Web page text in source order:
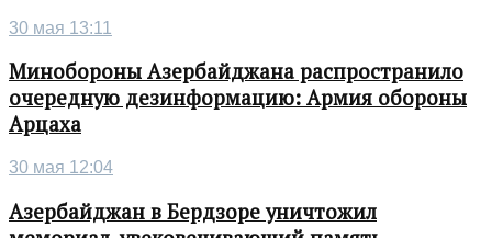
30 мая 13:11
Минобороны Азербайджана распространило
очередную дезинформацию: Армия обороны
Арцаха
30 мая 12:04
Азербайджан в Бердзоре уничтожил